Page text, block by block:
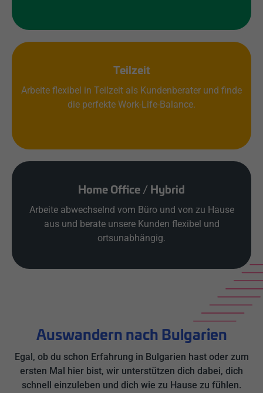
Teilzeit
Arbeite flexibel in Teilzeit als Kundenberater und finde
die perfekte Work-Life-Balance.
Home Office / Hybrid
Arbeite abwechselnd vom Büro und von zu Hause
aus und berate unsere Kunden flexibel und
ortsunabhängig.
Auswandern nach Bulgarien
Egal, ob du schon Erfahrung in Bulgarien hast oder zum
ersten Mal hier bist, wir unterstützen dich dabei, dich
schnell einzuleben und dich wie zu Hause zu fühlen.